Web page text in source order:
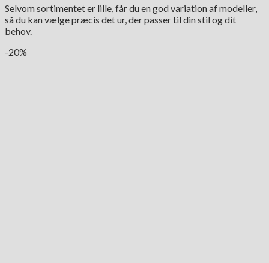
Selvom sortimentet er lille, får du en god variation af modeller,
så du kan vælge præcis det ur, der passer til din stil og dit
behov.
-20%